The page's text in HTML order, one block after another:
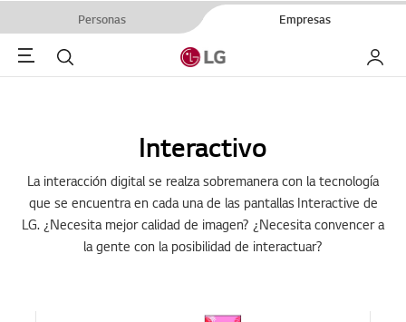
Personas Empresas
Menu Buscar My LG
Interactivo
La interacción digital se realza sobremanera con la tecnología
que se encuentra en cada una de las pantallas Interactive de
LG. ¿Necesita mejor calidad de imagen? ¿Necesita convencer a
la gente con la posibilidad de interactuar?